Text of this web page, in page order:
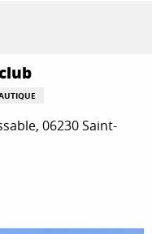
06230 Saint-